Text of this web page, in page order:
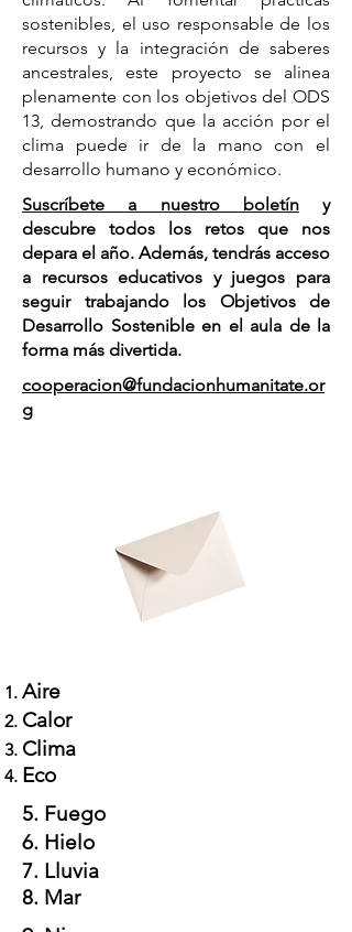
sostenibles, el uso responsable de los
recursos y la integración de saberes
ancestrales, este proyecto se alinea
plenamente con los objetivos del ODS
13, demostrando que la acción por el
clima puede ir de la mano con el
desarrollo humano y económico.
Suscríbete a nuestro boletíny
descubre todos los retos que nos
depara el año. Además, tendrás acceso
a recursos educativos y juegos para
seguir trabajando los Objetivos de
Desarrollo Sostenible en el aula de la
forma más divertida.
cooperacion@fundacionhumanitate.or
g
Aire
Calor
Clima
Eco
5. Fuego
6. Hielo
7. Lluvia
8. Mar